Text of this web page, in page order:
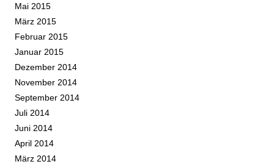
Mai 2015
März 2015
Februar 2015
Januar 2015
Dezember 2014
November 2014
September 2014
Juli 2014
Juni 2014
April 2014
März 2014